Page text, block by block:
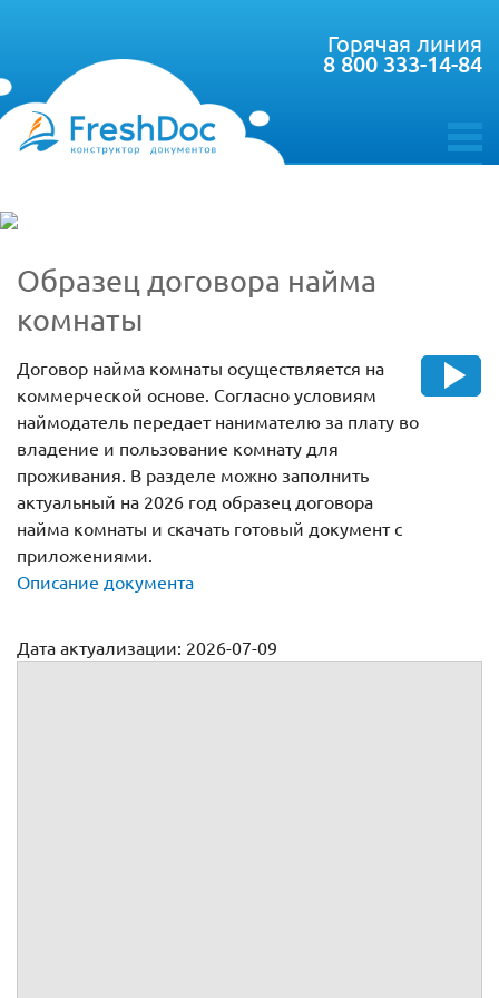
toggle
Горячая линия
8 800 333-14-84
Образец договора найма
комнаты
Договор найма комнаты осуществляется на
коммерческой основе. Согласно условиям
наймодатель передает нанимателю за плату во
владение и пользование комнату для
проживания. В разделе можно заполнить
актуальный на 2026 год образец договора
найма комнаты и скачать готовый документ с
приложениями.
Описание документа
Дата актуализации: 2026-07-09